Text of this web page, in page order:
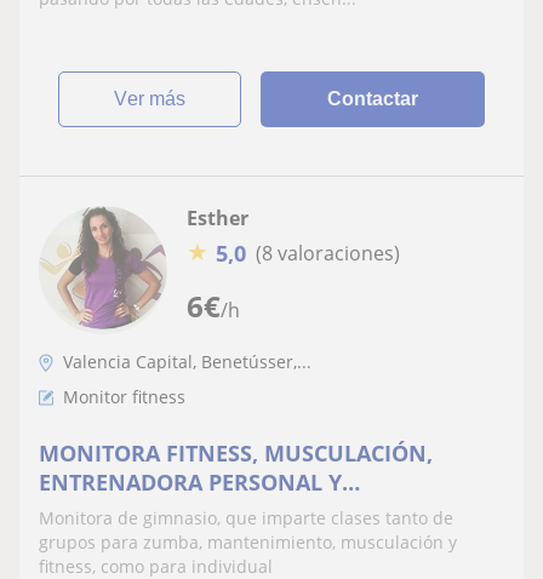
ver más Contactar
6€/h
Esther
★ 5,0 (8 valoraciones)
Valencia Capital, Benetússer,...
Monitor fitness
MONITORA FITNESS, MUSCULACIÓN,
ENTRENADORA PERSONAL Y
MANTENIMIENTO
Monitora de gimnasio, que imparte clases tanto de
grupos para zumba, mantenimiento, musculación y
fitness, como para individual